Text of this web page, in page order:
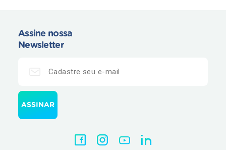
Assine nossa
Newsletter